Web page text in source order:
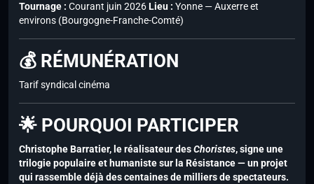
Tournage : Courant juin 2026Lieu : Yonne — Auxerre et
environs (Bourgogne-Franche-Comté)
💰 RÉMUNÉRATION
Tarif syndical cinéma
🌟 POURQUOI PARTICIPER
Christophe Barratier, le réalisateur desChoristes, signe une
trilogie populaire et humaniste sur la Résistance — un projet
qui rassemble déjà des centaines de milliers de spectateurs.